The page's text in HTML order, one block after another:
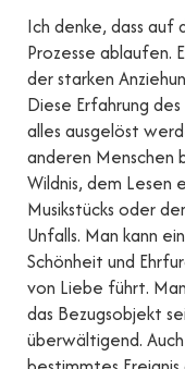
Ich denke, dass auf
Prozesse ablaufen.
der starken
Diese Erfahrung
alles ausgelöst
anderen Menschen
Wildnis, dem Lesen
Musikstücks oder
Unfalls. Man kann
Schönheit und
von Liebe führt.
das Bezugsobjekt
überwältigend.